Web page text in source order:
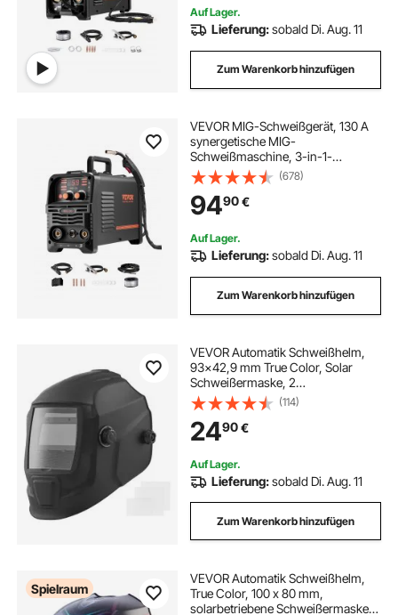
Auf Lager.
Lieferung:sobald Di. Aug. 11
Zum Warenkorb hinzufügen
VEVOR MIG-Schweißgerät, 130 A
synergetische MIG-
Schweißmaschine, 3-in-1-
Flusskern-MIG/MMA/Lift-TIG-
Mehrprozess-Schweißer, Welder
mit IGBT-
Wechselrichtertechnologie und
digitalem Anzeigebildschirm
(678)
9490€
Auf Lager.
Lieferung:sobald Di. Aug. 11
Zum Warenkorb hinzufügen
VEVOR Automatik Schweißhelm,
93x42,9 mm True Color, Solar
Schweißermaske, 2
Lichtbogensensoren,
Schwerißschirm DIN 4/9-13 für WIG
MIG ARC Schweißschleifen –
CRIUS-Serie (Mattschwarz)
(114)
2490€
Auf Lager.
Lieferung:sobald Di. Aug. 11
Zum Warenkorb hinzufügen
Spielraum
VEVOR Automatik Schweißhelm,
True Color, 100 x 80 mm,
solarbetriebene Schweißermaske